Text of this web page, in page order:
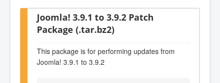
Joomla! 3.9.1 to 3.9.2 Patch
Package (.tar.bz2)
This package is for performing updates from
Joomla! 3.9.1 to 3.9.2